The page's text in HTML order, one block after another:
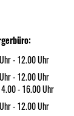
- 12.00 Uhr
- 12.00 Uhr
- 16.00 Uhr
- 12.00 Uhr